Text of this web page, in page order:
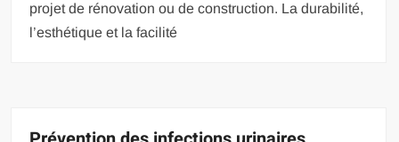
projet de rénovation ou de construction. La durabilité,
l’esthétique et la facilité